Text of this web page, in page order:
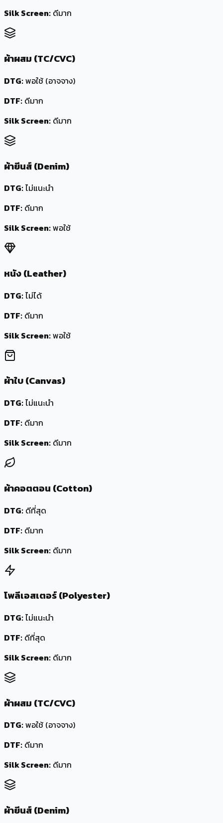
Silk Screen: ดีมาก
ผ้าผสม (TC/CVC)
DTG:พอใช้ (อาจจาง)
DTF: ดีมาก
Silk Screen: ดีมาก
ผ้ายีนส์ (Denim)
DTG:ไม่แนะนำ
DTF: ดีมาก
Silk Screen:พอใช้
หนัง (Leather)
DTG:ไม่ได้
DTF: ดีมาก
Silk Screen:พอใช้
ผ้าใบ (Canvas)
DTG:ไม่แนะนำ
DTF: ดีมาก
Silk Screen: ดีมาก
ผ้าคอตตอน (Cotton)
DTG: ดีที่สุด
DTF: ดีมาก
Silk Screen: ดีมาก
โพลีเอสเตอร์ (Polyester)
DTG:ไม่แนะนำ
DTF: ดีที่สุด
Silk Screen: ดีมาก
ผ้าผสม (TC/CVC)
DTG:พอใช้ (อาจจาง)
DTF: ดีมาก
Silk Screen: ดีมาก
ผ้ายีนส์ (Denim)